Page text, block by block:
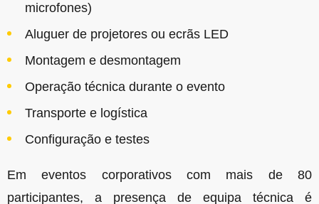
microfones)
Aluguer de projetores ou ecrãs LED
Montagem e desmontagem
Operação técnica durante o evento
Transporte e logística
Configuração e testes
Em eventos corporativos com mais de 80
participantes, a presença de equipa técnica é